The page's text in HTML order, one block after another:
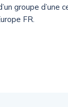
groupe
FR.